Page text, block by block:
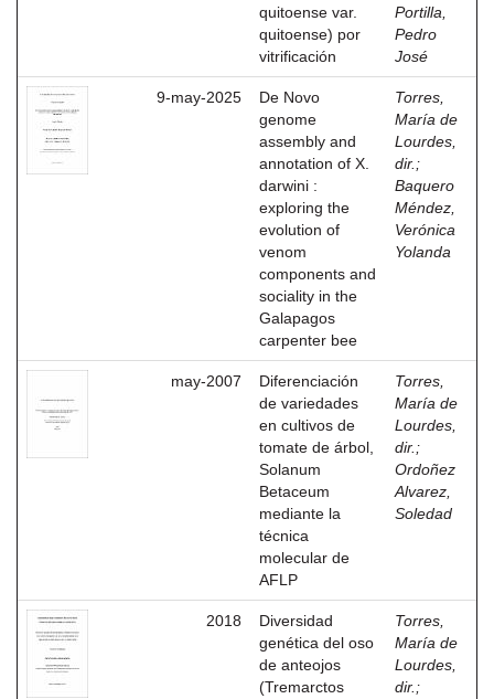
quitoense var.
quitoense) por
vitrificación
Portilla,
Pedro
José
9-may-2025
De Novo
genome
assembly and
annotation of X.
darwini :
exploring the
evolution of
venom
components and
sociality in the
Galapagos
carpenter bee
Torres,
María de
Lourdes,
dir. ;
Baquero
Méndez,
Verónica
Yolanda
may-2007
Diferenciación
de variedades
en cultivos de
tomate de árbol,
Solanum
Betaceum
mediante la
técnica
molecular de
AFLP
Torres,
María de
Lourdes,
dir. ;
Ordoñez
Alvarez,
Soledad
2018
Diversidad
genética del oso
de anteojos
(Tremarctos
Torres,
María de
Lourdes,
dir. ;